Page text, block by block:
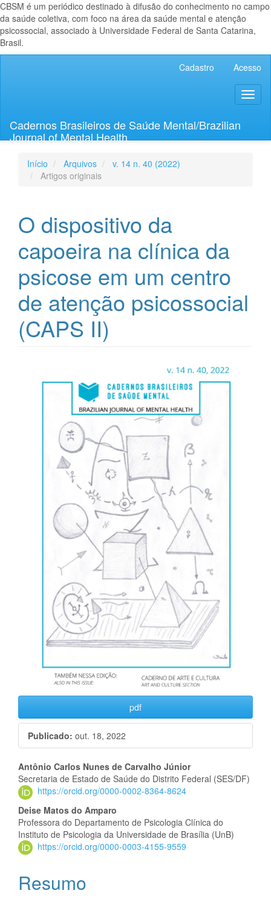
CBSM é um periódico destinado à difusão do conhecimento no campo
da saúde coletiva, com foco na área da saúde mental e atenção
psicossocial, associado à Universidade Federal de Santa Catarina,
Brasil.
Lateral
Cadastro Acesso
Cadernos Brasileiros de Saúde Mental/Brazilian
Journal of Mental Health
Início Arquivos
v. 14 n. 40 (2022)
Artigos originais
O dispositivo da
capoeira na clínica da
psicose em um centro
de atenção psicossocial
(CAPS II)
lateral
artigos
pdf
Publicado: out. 18, 2022
Conteúdo
do
artigo
principal
Antônio Carlos Nunes de Carvalho Júnior
Secretaria de Estado de Saúde do Distrito Federal (SES/DF)
https://orcid.org/0000-0002-8364-8624
Deise Matos do Amparo
Professora do Departamento de Psicologia Clínica do
Instituto de Psicologia da Universidade de Brasília (UnB)
https://orcid.org/0000-0003-4155-9559
Resumo